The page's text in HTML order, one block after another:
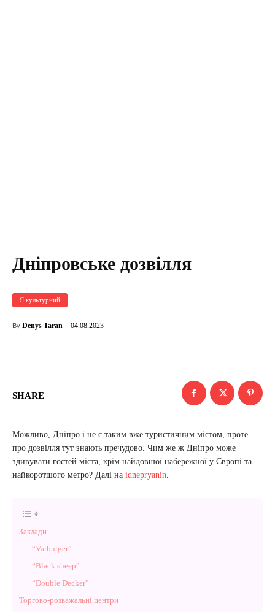
Дніпровське дозвілля
Я культурний
By Denys Taran 04.08.2023
SHARE
Можливо, Дніпро і не є таким вже туристичним містом, проте
про дозвілля тут знають пречудово. Чим же ж Дніпро може
здивувати гостей міста, крім найдовшої набережної у Європі та
найкоротшого метро? Далі на idnepryanin.
Заклади
“Varburger”
“Black sheep”
“Double Decker”
Торгово-розважальні центри